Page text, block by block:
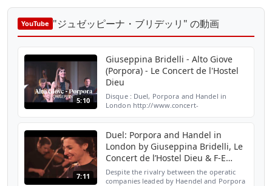
YouTube "ジュゼッピーナ・ブリデッリ" の動画
5:10
Giuseppina Bridelli - Alto Giove
(Porpora) - Le Concert de l'Hostel
Dieu
Disque : Duel, Porpora and Handel in
London http://www.concert-
http://www.concert-
hosteldieu.com/program...
7:11
Duel: Porpora and Handel in
London by Giuseppina Bridelli, Le
Concert de l’Hostel Dieu & F-E
Comte
Despite the rivalry between the operatic
companies leaded by Haendel and Porpora